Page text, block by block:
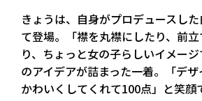
きょうは、自身がプロデュースし
て登場。「襟を丸襟にしたり、前
り、ちょっと女の子らしいイメー
のアイデアが詰まった一着。「デ
かわいくしてくれて100点」と笑顔